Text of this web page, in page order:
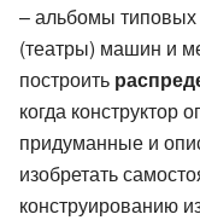
– альбомы
(театры) машин и
построить
когда конструктор
придуманные и
изобретать
конструированию